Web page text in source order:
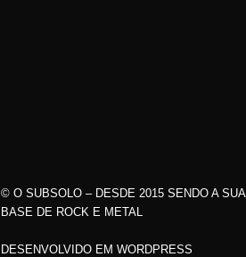
© O SUBSOLO – DESDE 2015 SENDO A SUA
BASE DE ROCK E METAL
DESENVOLVIDO EM WORDPRESS